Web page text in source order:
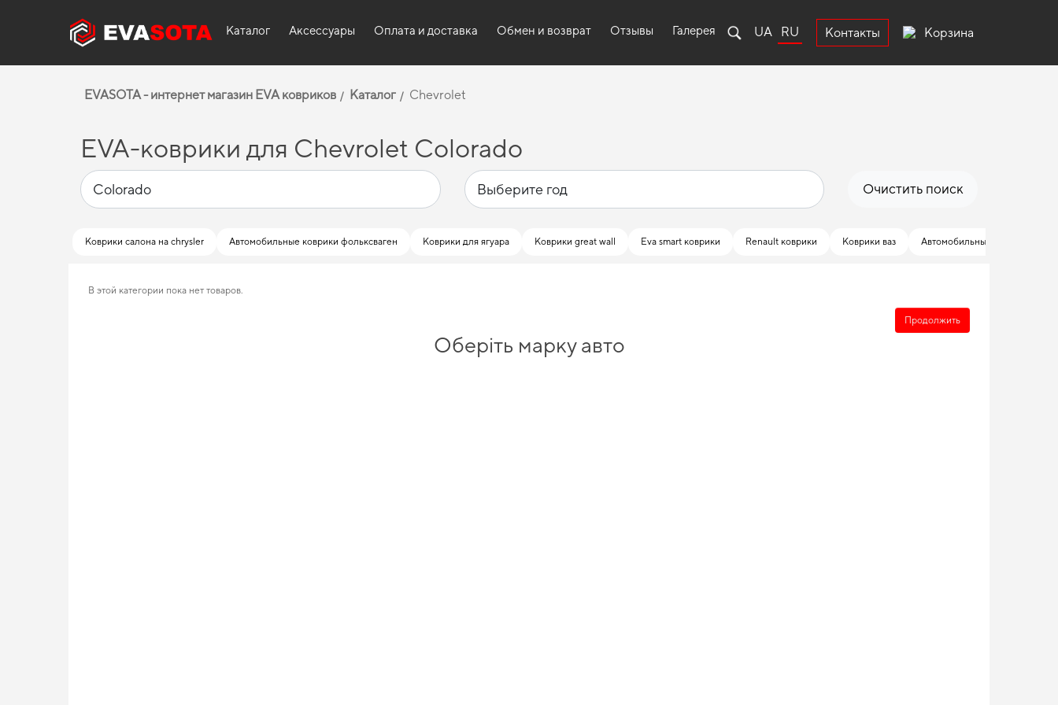
Каталог Аксессуары Оплата и доставка Обмен и возврат Отзывы Галерея UA RU Контакты Корзина
EVASOTA - интернет магазин EVA ковриков Каталог Chevrolet
EVA-коврики для Chevrolet Colorado
Очистить поиск
Коврики салона на chrysler Автомобильные коврики фольксваген Коврики для ягуара Коврики great wall Eva smart коврики Renault коврики Коврики ваз Автомобильные коврики infiniti
В этой категории пока нет товаров.
Продолжить